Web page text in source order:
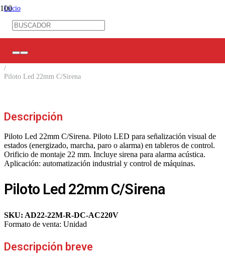
Inicio
Control Industrial
/
Piloto Led 22mm C/Sirena
Descripción
Piloto Led 22mm C/Sirena. Piloto LED para señalización visual de
estados (energizado, marcha, paro o alarma) en tableros de control.
Orificio de montaje 22 mm. Incluye sirena para alarma acústica.
Aplicación: automatización industrial y control de máquinas.
Piloto Led 22mm C/Sirena
SKU: AD22-22M-R-DC-AC220V
Formato de venta: Unidad
Descripción breve